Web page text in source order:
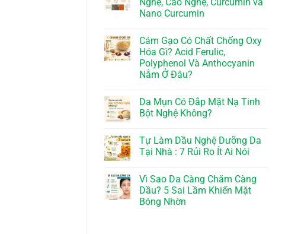
Nano Curcumin
Cám Gạo Có Chất Chống Oxy
Hóa Gì? Acid Ferulic,
Polyphenol Và Anthocyanin
Nằm Ở Đâu?
Da Mụn Có Đắp Mặt Nạ Tinh
Bột Nghệ Không?
Tự Làm Dầu Nghệ Dưỡng Da
Tại Nhà : 7 Rủi Ro Ít Ai Nói
Vì Sao Da Càng Chăm Càng
Dầu? 5 Sai Lầm Khiến Mặt
Bóng Nhờn